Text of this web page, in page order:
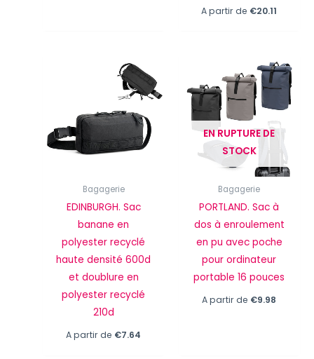
A partir de €20.11
Bagagerie
EDINBURGH. Sac
banane en
polyester recyclé
haute densité 600d
et doublure en
polyester recyclé
210d
A partir de €7.64
EN RUPTURE DE
STOCK
Bagagerie
PORTLAND. Sac à
dos à enroulement
en pu avec poche
pour ordinateur
portable 16 pouces
A partir de €9.98